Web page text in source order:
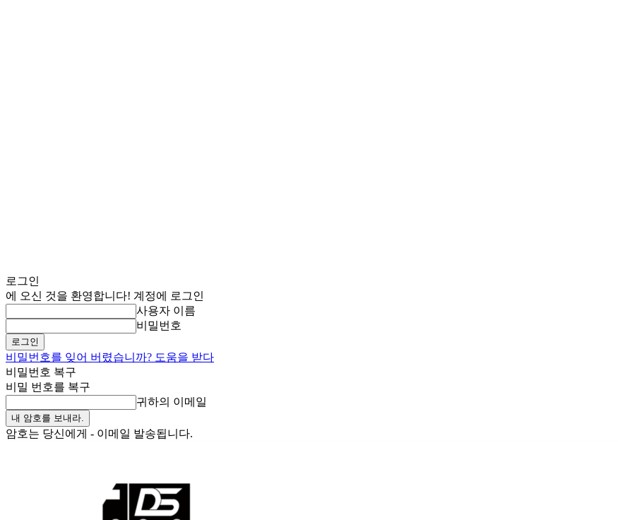
로그인
에 오신 것을 환영합니다! 계정에 로그인
사용자 이름
비밀번호
비밀번호를 잊어 버렸습니까? 도움을 받다
비밀번호 복구
비밀 번호를 복구
귀하의 이메일
암호는 당신에게 - 이메일 발송됩니다.